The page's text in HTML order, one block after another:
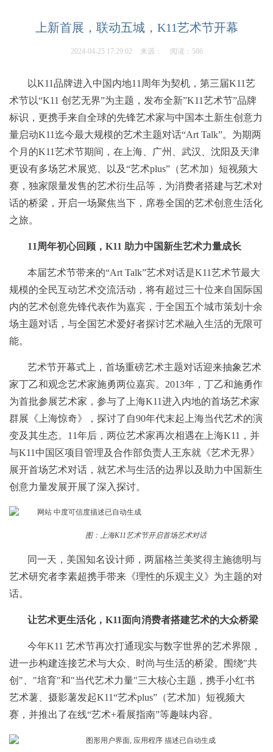
上新首展，联动五城，K11艺术节开幕
2024-04-25 17:29:02 来源： 阅读：586
以K11品牌进入中国内地11周年为契机，第三届K11艺
术节以“K11 创艺无界”为主题，发布全新”K11艺术节”品牌
标识，更携手来自全球的先锋艺术家与中国本土新生创意力
量启动K11迄今最大规模的艺术主题对话“Art Talk”。为期两
个月的K11艺术节期间，在上海、广州、武汉、沈阳及天津
更设有多场艺术展览、以及“艺术plus”（艺术加）短视频大
赛，独家限量发售的艺术衍生品等，为消费者搭建与艺术对
话的桥梁，开启一场聚焦当下，席卷全国的艺术创意生活化
之旅。
11周年初心回顾，K11 助力中国新生艺术力量成长
本届艺术节带来的“Art Talk”艺术对话是K11艺术节最大
规模的全民互动艺术交流活动，将有超过三十位来自国际国
内的艺术创意先锋代表作为嘉宾，于全国五个城市策划十余
场主题对话，与全国艺术爱好者探讨艺术融入生活的无限可
能。
艺术节开幕式上，首场重磅艺术主题对话迎来抽象艺术
家丁乙和观念艺术家施勇两位嘉宾。2013年，丁乙和施勇作
为首批参展艺术家，参与了上海K11进入内地的首场艺术家
群展《上海惊奇》，探讨了自90年代末起上海当代艺术的演
变及其生态。11年后，两位艺术家再次相遇在上海K11，并
与K11中国区项目管理及合作部负责人王东就《艺术无界》
展开首场艺术对话，就艺术与生活的边界以及助力中国新生
创意力量发展开展了深入探讨。
图：上海K11艺术节开启首场艺术对话
同一天，美国知名设计师，两届格兰美奖得主施德明与
艺术研究者李素超携手带来《理性的乐观主义》为主题的对
话。
让艺术更生活化，K11面向消费者搭建艺术的大众桥梁
今年K11 艺术节再次打通现实与数字世界的艺术界限，
进一步构建连接艺术与大众、时尚与生活的桥梁。围绕"共
创"、"培育"和"当代艺术力量"三大核心主题，携手小红书
艺术薯、摄影薯发起K11“艺术plus”（艺术加）短视频大
赛，并推出了在线“艺术+看展指南”等趣味内容。